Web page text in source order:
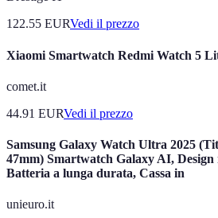
122.55 EURVedi il prezzo
Xiaomi Smartwatch Redmi Watch 5
comet.it
44.91 EURVedi il prezzo
Samsung Galaxy Watch Ultra 2025
47mm) Smartwatch Galaxy AI, Design
Batteria a lunga durata, Cassa in
unieuro.it